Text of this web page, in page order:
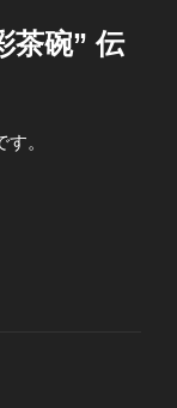
茶碗” 伝
。